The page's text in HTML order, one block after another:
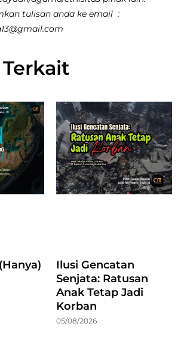
tulisan anda ke email :
Ilusi Gencatan
Senjata: Ratusan
Anak Tetap Jadi
Korban
05/08/2026